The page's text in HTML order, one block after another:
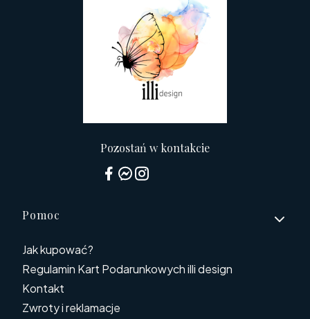
Pozostań w kontakcie
Linki w stopce
Pomoc
Jak kupować?
Regulamin Kart Podarunkowych illi design
Kontakt
Zwroty i reklamacje